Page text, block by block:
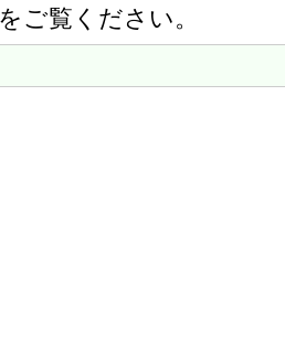
ご覧ください。